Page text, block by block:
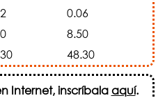
0.06
8.50
48.30
Internet, inscríbalaaquí.